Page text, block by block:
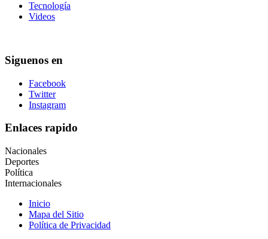
Tecnología
Videos
Siguenos en
Facebook
Twitter
Instagram
Enlaces rapido
Nacionales
Deportes
Política
Internacionales
Inicio
Mapa del Sitio
Política de Privacidad